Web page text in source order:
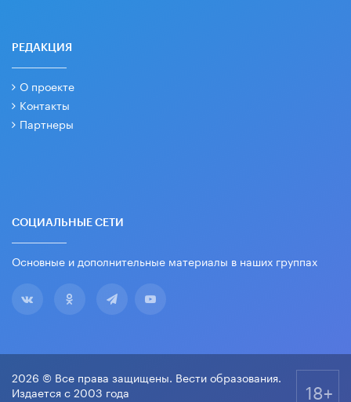
РЕДАКЦИЯ
О проекте
Контакты
Партнеры
СОЦИАЛЬНЫЕ СЕТИ
Основные и дополнительные материалы в наших группах
2026 © Все права защищены. Вести образования.
Издается с 2003 года
18+